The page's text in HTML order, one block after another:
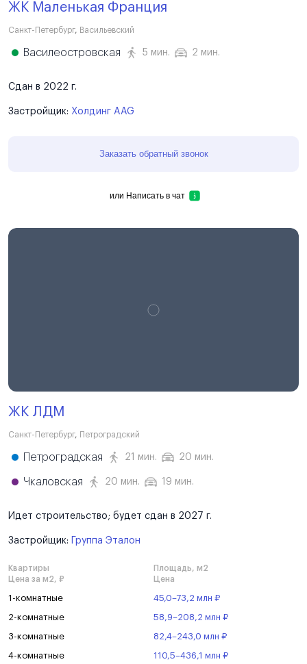
ЖК Маленькая Франция
Санкт-Петербург, Васильевский
Василеостровская 5 мин. 2 мин.
Сдан в 2022 г.
Застройщик: Холдинг AAG
Заказать обратный звонок
или Написать в чат
ЖК ЛДМ
Санкт-Петербург, Петроградский
Петроградская 21 мин. 20 мин.
Чкаловская 20 мин. 19 мин.
Идет строительство; будет сдан в 2027 г.
Застройщик: Группа Эталон
Квартиры
Площадь, м2
Цена за м2, ₽
Цена
1-комнатные 45,0–73,2 млн ₽
2-комнатные 58,9–208,2 млн ₽
3-комнатные 82,4–243,0 млн ₽
4-комнатные 110,5–436,1 млн ₽